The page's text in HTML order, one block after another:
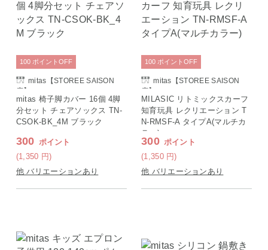
mitas【STOREE SAISON
店】
mitas 椅子脚カバー 16個 4脚
分セット チェアソックス TN-
CSOK-BK_4M ブラック
300 ポイント
(1,350 円)
100 ポイント OFF
他 バリエーションあり
mitas【STOREE SAISON
店】
MILASIC リトミックスカーフ
知育玩具 レクリエーション T
N-RMSF-A タイプA(マルチカ
ラー)
300 ポイント
(1,350 円)
100 ポイント OFF
他 バリエーションあり